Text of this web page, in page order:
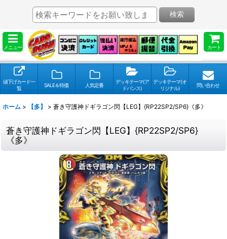
メニュー カート
検索
値下げカード一
覧
SALE＆特価 人気定番
デッキテーマ(ア
ドバンス)
デッキテーマ(オ
リジナル)
問い合わせ
ホーム > 【多】 > 蒼き守護神ドギラゴン閃【LEG】{RP22SP2/SP6}《多》
蒼き守護神ドギラゴン閃【LEG】{RP22SP2/SP6}
《多》